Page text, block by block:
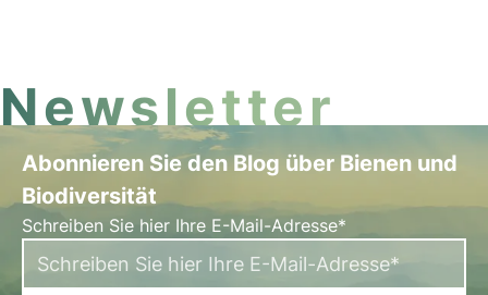
Newsletter
Abonnieren Sie den Blog über Bienen und
Biodiversität
Schreiben Sie hier Ihre E-Mail-Adresse*